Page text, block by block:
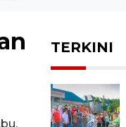
TERKINI